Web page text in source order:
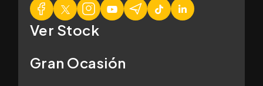
Ver Stock
Gran Ocasión